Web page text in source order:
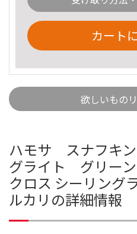
カート
欲しいもの
ハモサ スナフキ
グライト グリーン
クロス シーリング
ルカリの詳細情報